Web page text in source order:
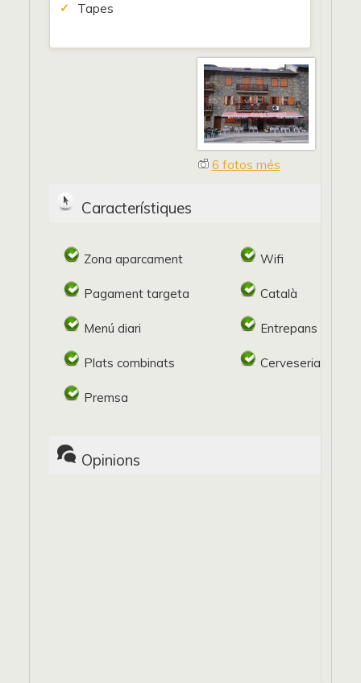
Tapes
6 fotos més
Característiques
Zona aparcament Wifi
Pagament targeta Català
Menú diari Entrepans freds
Plats combinats Cerveseria
Premsa
Opinions